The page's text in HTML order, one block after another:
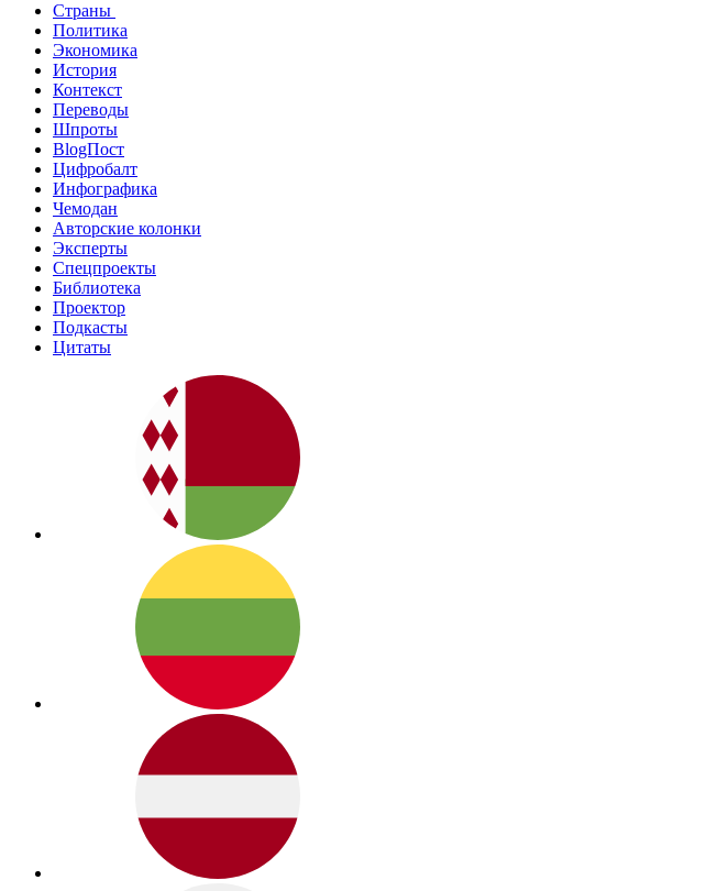
Страны
Политика
Экономика
История
Контекст
Переводы
Шпроты
BlogПост
Цифробалт
Инфографика
Чемодан
Авторские колонки
Эксперты
Спецпроекты
Библиотека
Проектор
Подкасты
Цитаты